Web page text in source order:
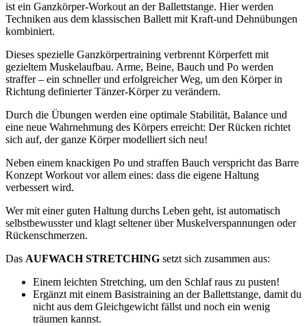
ist ein Ganzkörper-Workout an der Ballettstange. Hier werden
Techniken aus dem klassischen Ballett mit Kraft-und Dehnübungen
kombiniert.
Dieses spezielle Ganzkörpertraining verbrennt Körperfett mit
gezieltem Muskelaufbau. Arme, Beine, Bauch und Po werden
straffer – ein schneller und erfolgreicher Weg, um den Körper in
Richtung definierter Tänzer-Körper zu verändern.
Durch die Übungen werden eine optimale Stabilität, Balance und
eine neue Wahrnehmung des Körpers erreicht: Der Rücken richtet
sich auf, der ganze Körper modelliert sich neu!
Neben einem knackigen Po und straffen Bauch verspricht das Barre
Konzept Workout vor allem eines: dass die eigene Haltung
verbessert wird.
Wer mit einer guten Haltung durchs Leben geht, ist automatisch
selbstbewusster und klagt seltener über Muskelverspannungen oder
Rückenschmerzen.
Das AUFWACH STRETCHING setzt sich zusammen aus:
Einem leichten Stretching, um den Schlaf raus zu pusten!
Ergänzt mit einem Basistraining an der Ballettstange, damit du
nicht aus dem Gleichgewicht fällst und noch ein wenig
träumen kannst.